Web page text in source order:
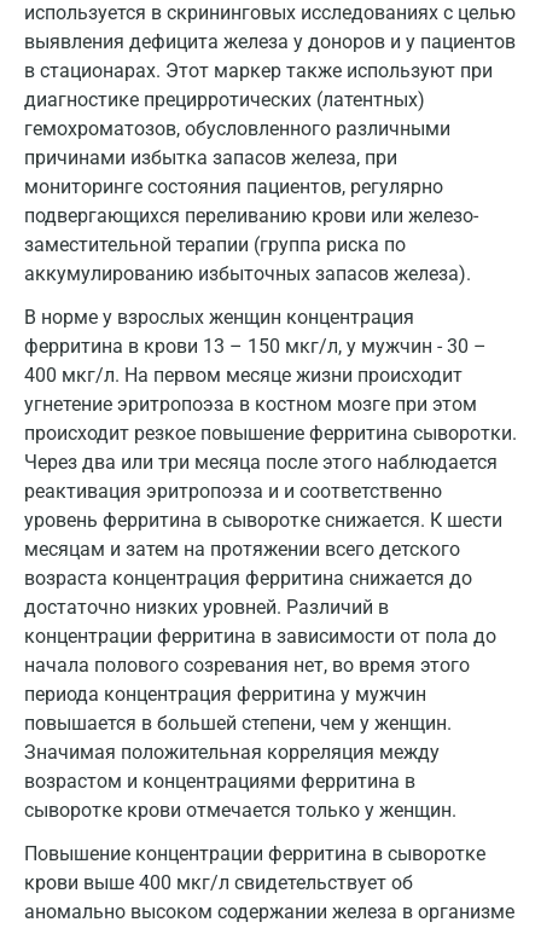
используется в скрининговых исследованиях с целью
выявления дефицита железа у доноров и у пациентов
в стационарах. Этот маркер также используют при
диагностике прецирротических (латентных)
гемохроматозов, обусловленного различными
причинами избытка запасов железа, при
мониторинге состояния пациентов, регулярно
подвергающихся переливанию крови или железо-
заместительной терапии (группа риска по
аккумулированию избыточных запасов железа).
В норме у взрослых женщин концентрация
ферритина в крови 13 – 150 мкг/л, у мужчин - 30 –
400 мкг/л. На первом месяце жизни происходит
угнетение эритропоэза в костном мозге при этом
происходит резкое повышение ферритина сыворотки.
Через два или три месяца после этого наблюдается
реактивация эритропоэза и и соответственно
уровень ферритина в сыворотке снижается. К шести
месяцам и затем на протяжении всего детского
возраста концентрация ферритина снижается до
достаточно низких уровней. Различий в
концентрации ферритина в зависимости от пола до
начала полового созревания нет, во время этого
периода концентрация ферритина у мужчин
повышается в большей степени, чем у женщин.
Значимая положительная корреляция между
возрастом и концентрациями ферритина в
сыворотке крови отмечается только у женщин.
Повышение концентрации ферритина в сыворотке
крови выше 400 мкг/л свидетельствует об
аномально высоком содержании железа в организме
Липецк
Лобня
Люберцы
Майкоп
Мурино
Мурманск
Набережные Челны
Наро-Фоминск
Нижневартовск
Нижнекамск
Новокузнецк
Новороссийск
Новосибирск
Ногинск
Обнинск
Одинцово
Омск
Орел
Оренбург